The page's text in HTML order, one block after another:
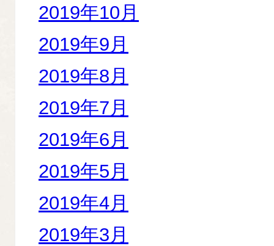
2019年10月
2019年9月
2019年8月
2019年7月
2019年6月
2019年5月
2019年4月
2019年3月